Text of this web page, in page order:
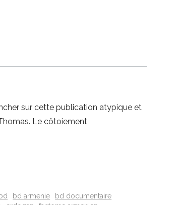
sur cette publication atypique et
Le côtoiement
bd bd armenie
bd documentaire